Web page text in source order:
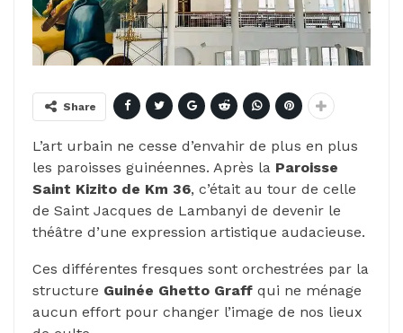
Share
L’art urbain ne cesse d’envahir de plus en plus
les paroisses guinéennes. Après la Paroisse
Saint Kizito de Km 36, c’était au tour de celle
de Saint Jacques de Lambanyi de devenir le
théâtre d’une expression artistique audacieuse.
Ces différentes fresques sont orchestrées par la
structure Guinée Ghetto Graff qui ne ménage
aucun effort pour changer l’image de nos lieux